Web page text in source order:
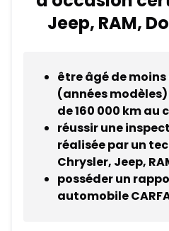
Jeep, RAM,
être âgé de
(années
de 160 000 km au
réussir une
réalisée par un
Chrysler, Jeep,
posséder un
automobile